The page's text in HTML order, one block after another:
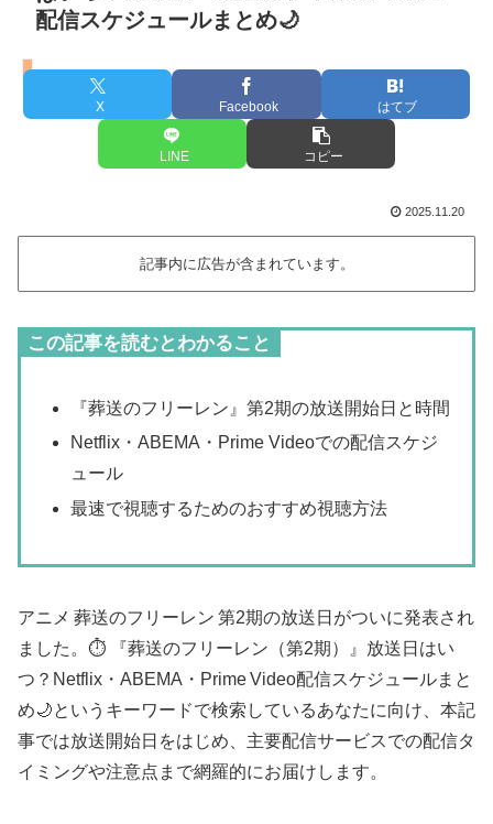
配信スケジュールまとめ🌙
『葬送のフリーレン』第2期
X Facebook はてブ
LINE コピー
2025.11.20
記事内に広告が含まれています。
この記事を読むとわかること
『葬送のフリーレン』第2期の放送開始日と時間
Netflix・ABEMA・Prime Videoでの配信スケジ
ュール
最速で視聴するためのおすすめ視聴方法
アニメ 葬送のフリーレン 第2期の放送日がついに発表され
ました。⏱️ 『葬送のフリーレン（第2期）』放送日はい
つ？Netflix・ABEMA・Prime Video配信スケジュールまと
め🌙というキーワードで検索しているあなたに向け、本記
事では放送開始日をはじめ、主要配信サービスでの配信タ
イミングや注意点まで網羅的にお届けします。